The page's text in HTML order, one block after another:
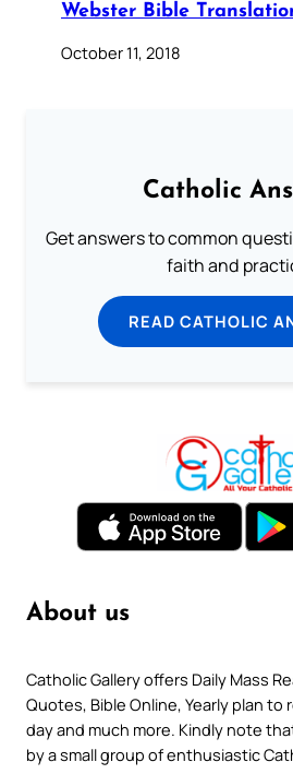
Webster Bible
October 11, 2018
Catholic
Get answers to common
faith and
READ CATHOLIC
About us
Catholic Gallery offers Daily Mass
Quotes, Bible Online, Yearly plan to
day and much more. Kindly note
by a small group of enthusiastic